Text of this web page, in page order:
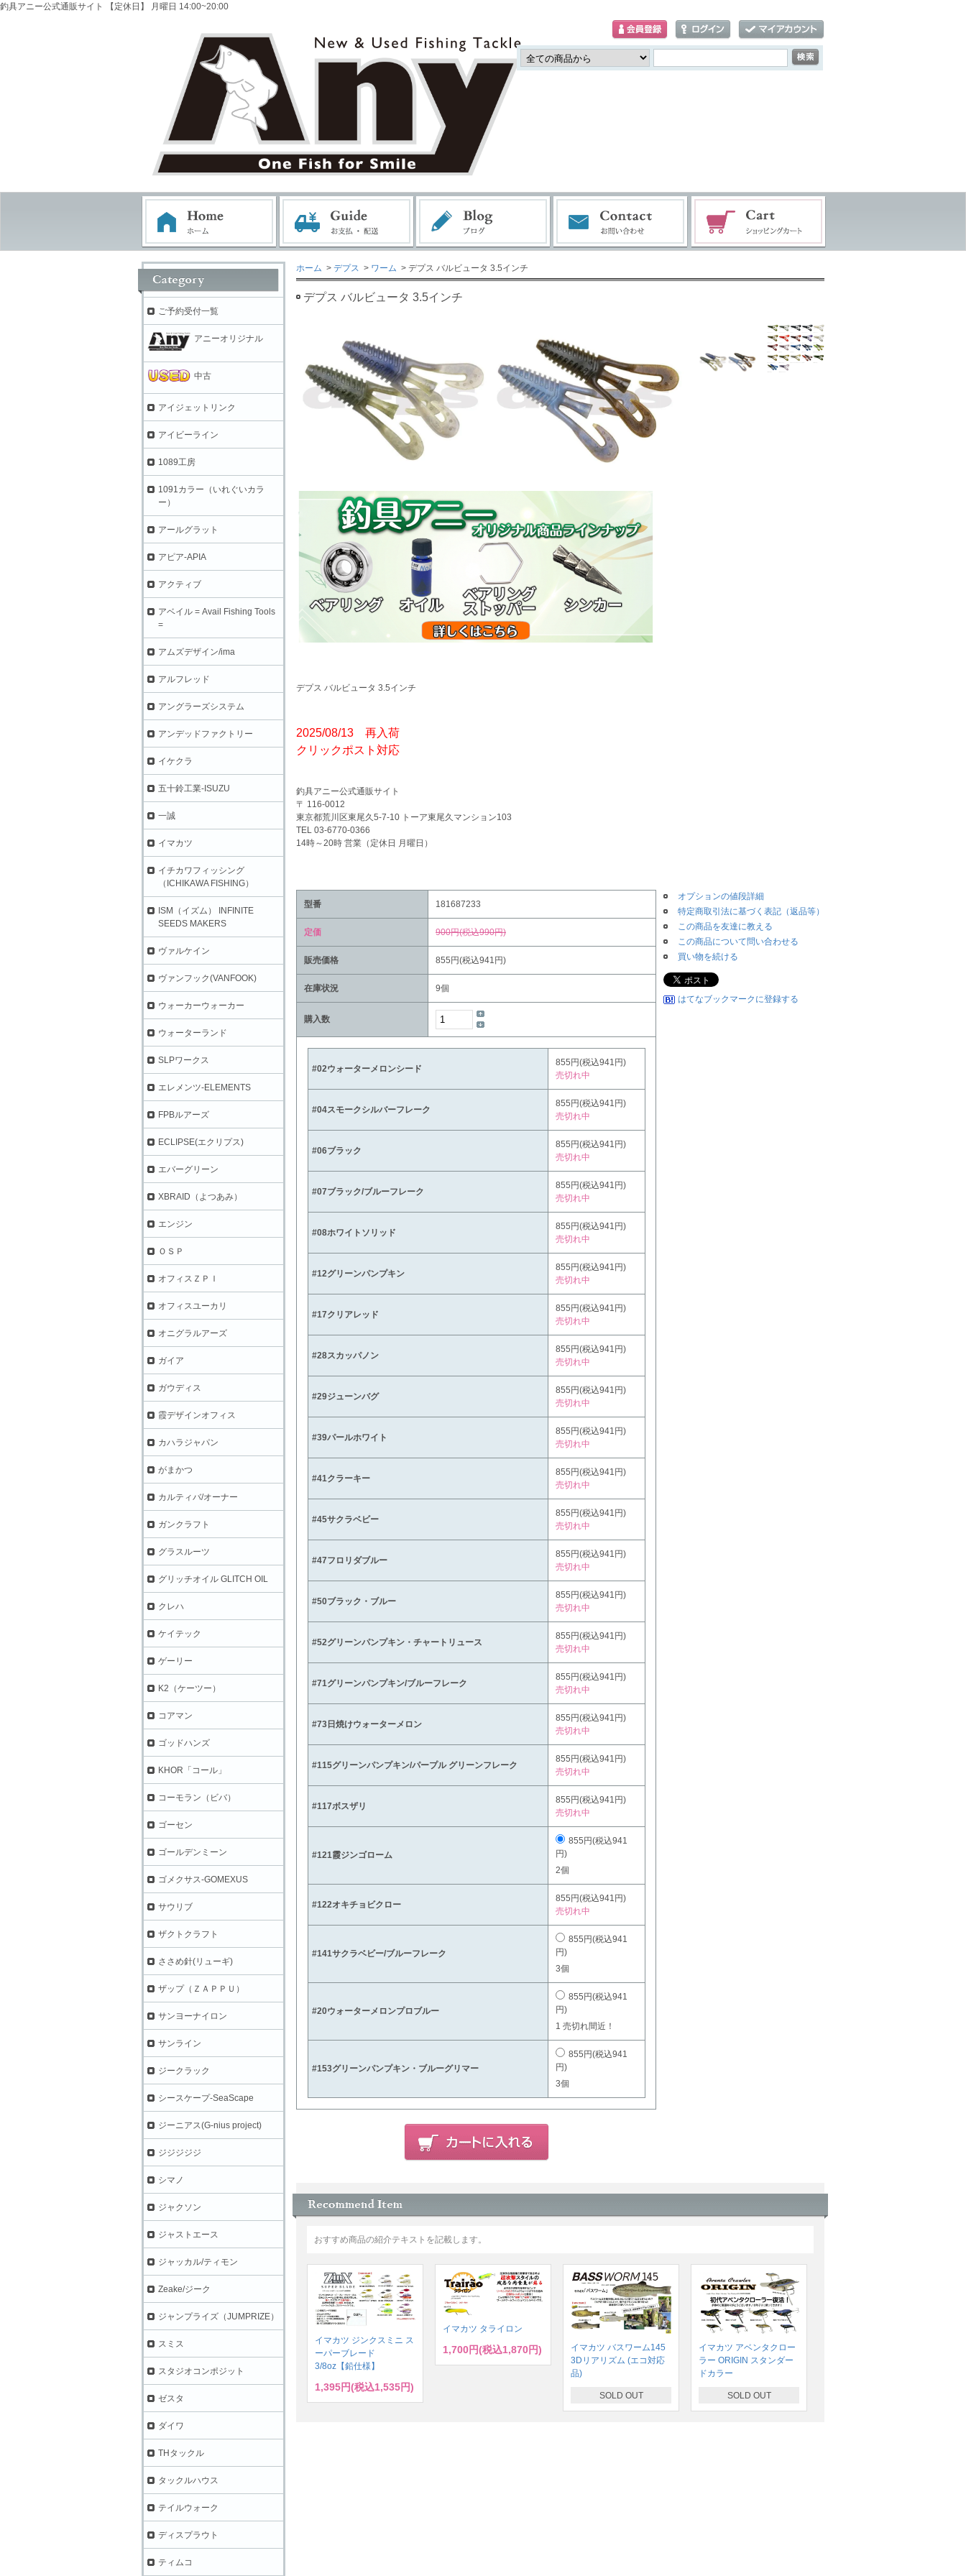
釣具アニー公式通販サイト 【定休日】 月曜日 14:00~20:00
ホーム > デプス > ワーム > デプス バルビュータ 3.5インチ
デプス バルビュータ 3.5インチ
デプス バルビュータ 3.5インチ
2025/08/13 再入荷
クリックポスト対応
釣具アニー公式通販サイト
〒 116-0012
東京都荒川区東尾久5-7-10 トーア東尾久マンション103
TEL 03-6770-0366
14時～20時 営業（定休日 月曜日）
型番 181687233
定価 900円(税込990円)
販売価格 855円(税込941円)
在庫状況 9個
購入数
#02ウォーターメロンシード
855円(税込941円)
売切れ中
#04スモークシルバーフレーク
855円(税込941円)
売切れ中
#06ブラック
855円(税込941円)
売切れ中
#07ブラック/ブルーフレーク
855円(税込941円)
売切れ中
#08ホワイトソリッド
855円(税込941円)
売切れ中
#12グリーンパンプキン
855円(税込941円)
売切れ中
#17クリアレッド
855円(税込941円)
売切れ中
#28スカッパノン
855円(税込941円)
売切れ中
#29ジューンバグ
855円(税込941円)
売切れ中
#39パールホワイト
855円(税込941円)
売切れ中
#41クラーキー
855円(税込941円)
売切れ中
#45サクラベビー
855円(税込941円)
売切れ中
#47フロリダブルー
855円(税込941円)
売切れ中
#50ブラック・ブルー
855円(税込941円)
売切れ中
#52グリーンパンプキン・チャートリュース
855円(税込941円)
売切れ中
#71グリーンパンプキン/ブルーフレーク
855円(税込941円)
売切れ中
#73日焼けウォーターメロン
855円(税込941円)
売切れ中
#115グリーンパンプキン/パープル グリーンフレーク
855円(税込941円)
売切れ中
#117ボスザリ
855円(税込941円)
売切れ中
#121霞ジンゴローム
855円(税込941
円)
2個
#122オキチョビクロー
855円(税込941円)
売切れ中
#141サクラベビー/ブルーフレーク
855円(税込941
円)
3個
#20ウォーターメロンプロブルー
855円(税込941
円)
1 売切れ間近！
#153グリーンパンプキン・ブルーグリマー
855円(税込941
円)
3個
オプションの値段詳細
特定商取引法に基づく表記（返品等）
この商品を友達に教える
この商品について問い合わせる
買い物を続ける
はてなブックマークに登録する
おすすめ商品の紹介テキストを記載します。
イマカツ ジンクスミニ ス
ーパーブレード
3/8oz【鉛仕様】
1,395円(税込1,535円)
イマカツ タライロン
1,700円(税込1,870円)
イマカツ バスワーム145
3Dリアリズム (エコ対応
品)
SOLD OUT
イマカツ アベンタクロー
ラー ORIGIN スタンダー
ドカラー
SOLD OUT
ご予約受付一覧
アニーオリジナル
中古
アイジェットリンク
アイビーライン
1089工房
1091カラー（いれぐいカラ
ー）
アールグラット
アピア-APIA
アクティブ
アベイル = Avail Fishing Tools
=
アムズデザイン/ima
アルフレッド
アングラーズシステム
アンデッドファクトリー
イケクラ
五十鈴工業-ISUZU
一誠
イマカツ
イチカワフィッシング
（ICHIKAWA FISHING）
ISM（イズム） INFINITE
SEEDS MAKERS
ヴァルケイン
ヴァンフック(VANFOOK)
ウォーカーウォーカー
ウォーターランド
SLPワークス
エレメンツ-ELEMENTS
FPBルアーズ
ECLIPSE(エクリプス)
エバーグリーン
XBRAID（よつあみ）
エンジン
ＯＳＰ
オフィスＺＰＩ
オフィスユーカリ
オニグラルアーズ
ガイア
ガウディス
霞デザインオフィス
カハラジャパン
がまかつ
カルティバ/オーナー
ガンクラフト
グラスルーツ
グリッチオイル GLITCH OIL
クレハ
ケイテック
ゲーリー
K2（ケーツー）
コアマン
ゴッドハンズ
KHOR「コール」
コーモラン（ビバ）
ゴーセン
ゴールデンミーン
ゴメクサス-GOMEXUS
サウリブ
ザクトクラフト
ささめ針(リューギ)
ザップ（ＺＡＰＰＵ）
サンヨーナイロン
サンライン
ジークラック
シースケープ-SeaScape
ジーニアス(G-nius project)
ジジジジジ
シマノ
ジャクソン
ジャストエース
ジャッカル/ティモン
Zeake/ジーク
ジャンプライズ（JUMPRIZE）
スミス
スタジオコンポジット
ゼスタ
ダイワ
THタックル
タックルハウス
テイルウォーク
ディスプラウト
ティムコ